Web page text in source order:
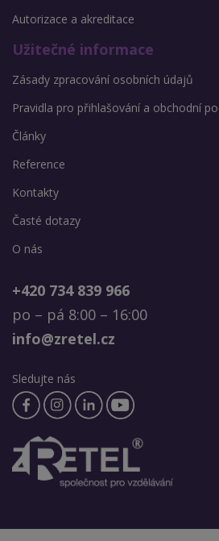
Autorizace a akreditace
Užitečné informace
Zásady zpracování osobních údajů
Pravidla pro přihlašování a obchodní
Články
Reference
Kontakty
Časté dotazy
O nás
+420 734 839 966
po – pá 8:00 – 16:00
info@zretel.cz
Sledujte nás